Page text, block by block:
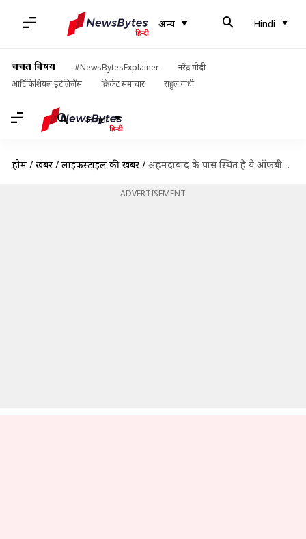
अन्य Hindi
चर्चित विषय #NewsBytesExplainer
नरेंद्र मोदी
आर्टिफिशियल इंटेलिजेंस
क्रिकेट समाचार राहुल गांधी
Hindi
होम / खबरें / लाइफस्टाइल की खबरें / अहमदाबाद के पास स्थित है ये ऑफबीट पर्यटन स्थल, जहां की खूबसूरती मोह लेगी आपका मन
ADVERTISEMENT